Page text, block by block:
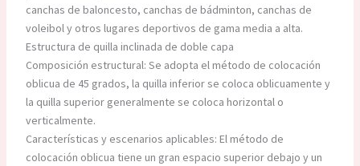
canchas de baloncesto, canchas de bádminton, canchas de
voleibol y otros lugares deportivos de gama media a alta.
Estructura de quilla inclinada de doble capa
Composición estructural: Se adopta el método de colocación
oblicua de 45 grados, la quilla inferior se coloca oblicuamente y
la quilla superior generalmente se coloca horizontal o
verticalmente.
Características y escenarios aplicables: El método de
colocación oblicua tiene un gran espacio superior debajo y un